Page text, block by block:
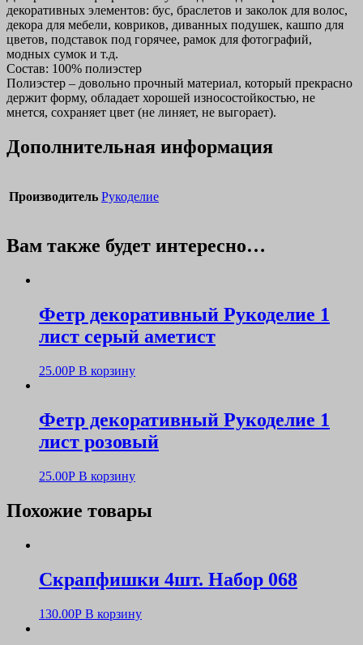
декоративных элементов: бус, браслетов и заколок для волос,
декора для мебели, ковриков, диванных подушек, кашпо для
цветов, подставок под горячее, рамок для фотографий,
модных сумок и т.д.
Состав: 100% полиэстер
Полиэстер – довольно прочный материал, который прекрасно
держит форму, обладает хорошей износостойкостью, не
мнется, сохраняет цвет (не линяет, не выгорает).
Дополнительная информация
Производитель Рукоделие
Вам также будет интересно…
Фетр декоративный Рукоделие 1
лист серый аметист
25.00Р В корзину
Фетр декоративный Рукоделие 1
лист розовый
25.00Р В корзину
Похожие товары
Скрапфишки 4шт. Набор 068
130.00Р В корзину